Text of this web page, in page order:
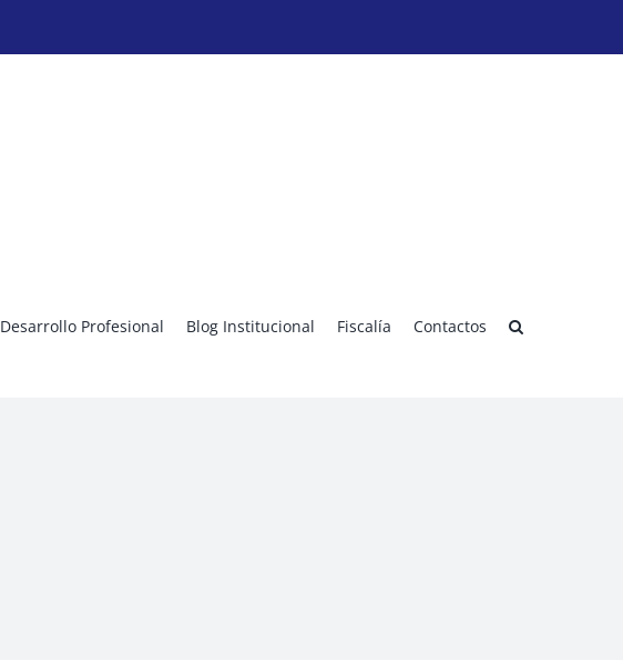
Desarrollo Profesional Blog Institucional Fiscalía Contactos